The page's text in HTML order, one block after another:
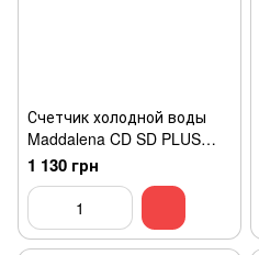
Счетчик холодной воды
Maddalena CD SD PLUS
DN20
1 130 грн